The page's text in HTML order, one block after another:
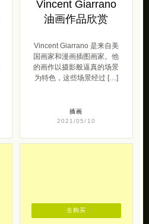
Vincent Giarrano
油画作品欣赏
Vincent Giarrano 是来自美
国画家和漫画插图画家。他
的画作以摄影般逼真的场景
为特色，这些场景经过 […]
插画
2021/05/10
去购买